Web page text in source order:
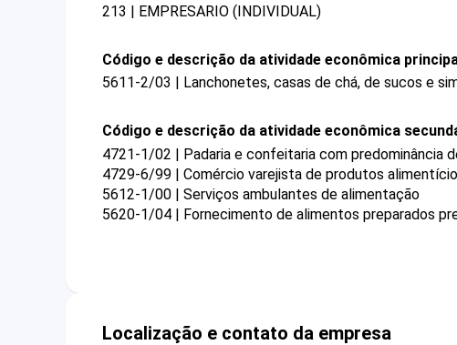
213 | EMPRESARIO (INDIVIDUAL)
Código e descrição da atividade econômica
5611-2/03 | Lanchonetes, casas de chá, de sucos e
Código e descrição da atividade econômica
4721-1/02 | Padaria e confeitaria com predominância
4729-6/99 | Comércio varejista de produtos
5612-1/00 | Serviços ambulantes de alimentação
5620-1/04 | Fornecimento de alimentos preparados
Localização e contato da empresa